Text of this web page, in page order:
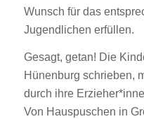
Wunsch für das
Jugendlichen erfüllen.
Gesagt, getan! Die
Hünenburg schrieben,
durch ihre
Von Hauspuschen in